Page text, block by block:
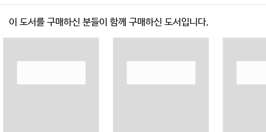
이 도서를 구매하신 분들이 함께 구매하신 도서입니다.